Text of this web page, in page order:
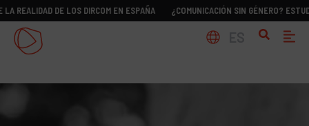
DE LOS DIRCOM EN ESPAÑA ¿COMUNICACIÓN SIN GÉNERO? ESTUDIO